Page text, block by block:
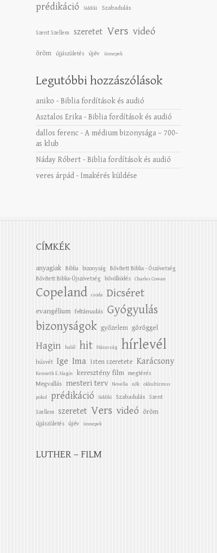
prédikáció Siddiki Szabadulás
Szent Szellem szeretet Vers videó
öröm újjászületés újév ünnepek
Legutóbbi hozzászólások
aniko - Biblia fordítások és audió
Asztalos Erika - Biblia fordítások és audió
dallos ferenc - A médium bizonysága – 700-
as klub
Náday Róbert - Biblia fordítások és audió
veres árpád - Imakérés küldése
CÍMKÉK
anyagiak Biblia bizonyság
Bővített Biblia - Ószövetség
Bővített Biblia-Újszövetség
bővölködés Charles Cowan
Copeland csoda Dicséret
evangélium feltámadás
Gyógyulás
bizonyságok győzelem göröggel
Hagin halál hit Házasság hírlevél
húsvét Ige Ima Isten szeretete Karácsony
Kenneth E. Hagin keresztény film megtérés
Megvallás mesteri terv Novella nők okkultizmus
pokol prédikáció Siddiki Szabadulás Szent
Szellem szeretet Vers videó öröm
újjászületés újév ünnepek
LUTHER – FILM